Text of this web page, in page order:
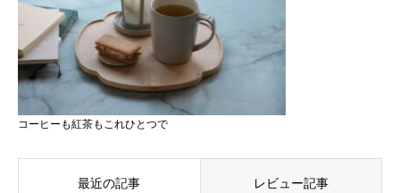
コーヒーも紅茶もこれひとつで
最近の記事 レビュー記事